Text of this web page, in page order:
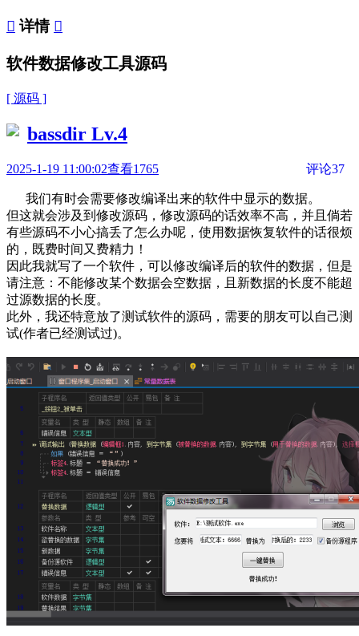
 详情 
软件数据修改工具源码
[ 源码 ]
bassdir Lv.4
2025-1-19 11:00:02查看1765 评论37
我们有时会需要修改编译出来的软件中显示的数据。
但这就会涉及到修改源码，修改源码的话效率不高，并且倘若
有些源码不小心搞丢了怎么办呢，使用数据恢复软件的话很烦
的，既费时间又费精力！
因此我就写了一个软件，可以修改编译后的软件的数据，但是
请注意：不能修改某个数据会空数据，且新数据的长度不能超
过源数据的长度。
此外，我还特意放了测试软件的源码，需要的朋友可以自己测
试(作者已经测试过)。